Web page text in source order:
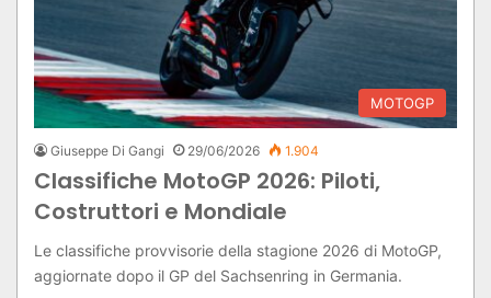
MOTOGP
Giuseppe Di Gangi 29/06/2026 1.904
Classifiche MotoGP 2026: Piloti,
Costruttori e Mondiale
Le classifiche provvisorie della stagione 2026 di MotoGP,
aggiornate dopo il GP del Sachsenring in Germania.